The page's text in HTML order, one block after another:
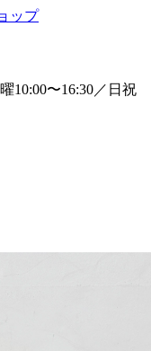
10:00〜16:30／日祝